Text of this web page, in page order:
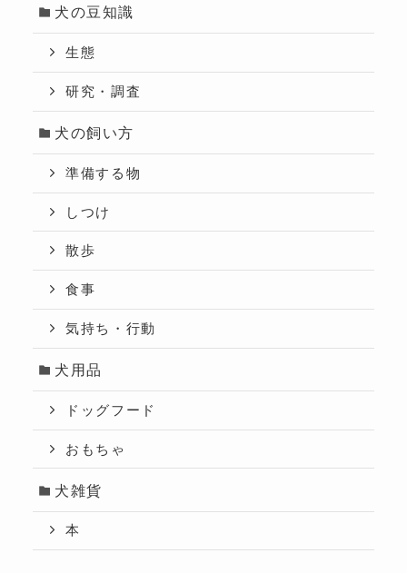
犬の豆知識
生態
研究・調査
犬の飼い方
準備する物
しつけ
散歩
食事
気持ち・行動
犬用品
ドッグフード
おもちゃ
犬雑貨
本